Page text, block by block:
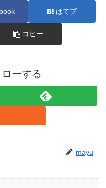
はてブ
コピー
ーする
mayu